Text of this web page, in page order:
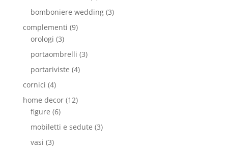
bomboniere wedding(3)
complementi (9)
orologi (3)
portaombrelli (3)
portariviste (4)
cornici (4)
home decor(12)
figure (6)
mobiletti e sedute (3)
vasi (3)